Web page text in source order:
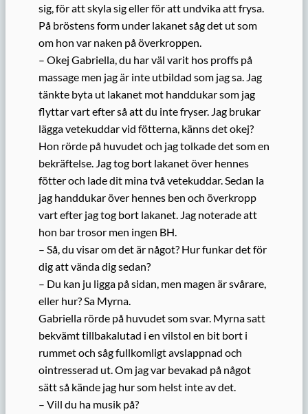
sig, för att skyla sig eller för att undvika att frysa.
På bröstens form under lakanet såg det ut som
om hon var naken på överkroppen.
– Okej Gabriella, du har väl varit hos proffs på
massage men jag är inte utbildad som jag sa. Jag
tänkte byta ut lakanet mot handdukar som jag
flyttar vart efter så att du inte fryser. Jag brukar
lägga vetekuddar vid fötterna, känns det okej?
Hon rörde på huvudet och jag tolkade det som en
bekräftelse. Jag tog bort lakanet över hennes
fötter och lade dit mina två vetekuddar. Sedan la
jag handdukar över hennes ben och överkropp
vart efter jag tog bort lakanet. Jag noterade att
hon bar trosor men ingen BH.
– Så, du visar om det är något? Hur funkar det för
dig att vända dig sedan?
– Du kan ju ligga på sidan, men magen är svårare,
eller hur? Sa Myrna.
Gabriella rörde på huvudet som svar. Myrna satt
bekvämt tillbakalutad i en vilstol en bit bort i
rummet och såg fullkomligt avslappnad och
ointresserad ut. Om jag var bevakad på något
sätt så kände jag hur som helst inte av det.
– Vill du ha musik på?